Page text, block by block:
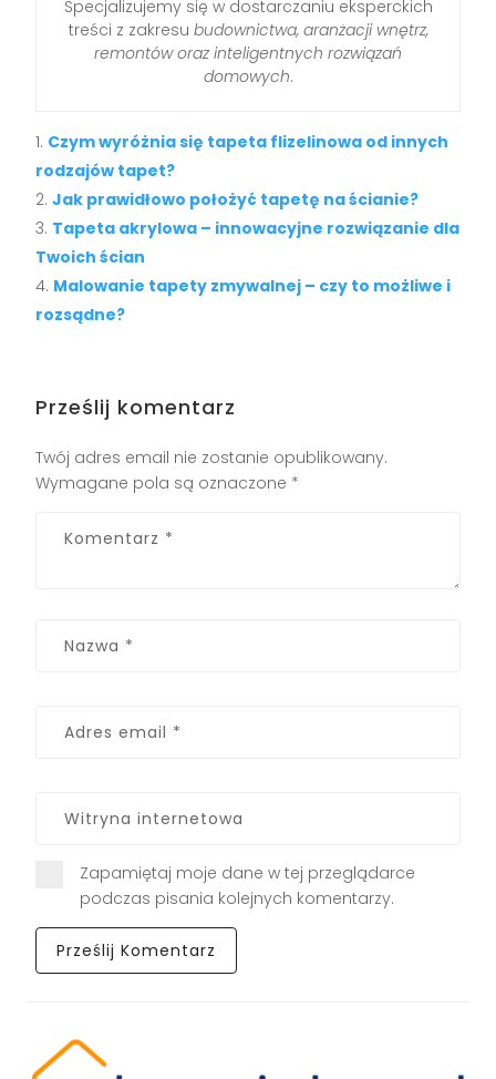
Specjalizujemy się w dostarczaniu eksperckich
treści z zakresu budownictwa, aranżacji wnętrz,
remontów oraz inteligentnych rozwiązań
domowych.
Czym wyróżnia się tapeta flizelinowa od innych
rodzajów tapet?
Jak prawidłowo położyć tapetę na ścianie?
Tapeta akrylowa – innowacyjne rozwiązanie dla
Twoich ścian
Malowanie tapety zmywalnej – czy to możliwe i
rozsądne?
Prześlij komentarz
Twój adres email nie zostanie opublikowany.
Wymagane pola są oznaczone *
Zapamiętaj moje dane w tej przeglądarce
podczas pisania kolejnych komentarzy.